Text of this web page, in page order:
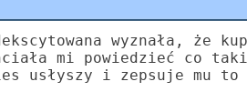
wyznała, że
mi powiedzieć co
usłyszy i zepsuje mu to